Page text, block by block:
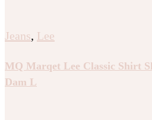
Jeans, Lee
MQ Marqet Lee Classic Shirt
Dam L